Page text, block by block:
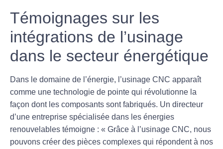
Témoignages sur les
intégrations de l’usinage
dans le secteur énergétique
Dans le domaine de l’énergie, l’usinage CNC apparaît
comme une technologie de pointe qui révolutionne la
façon dont les composants sont fabriqués. Un directeur
d’une entreprise spécialisée dans les énergies
renouvelables témoigne : « Grâce à l’usinage CNC, nous
pouvons créer des pièces complexes qui répondent à nos